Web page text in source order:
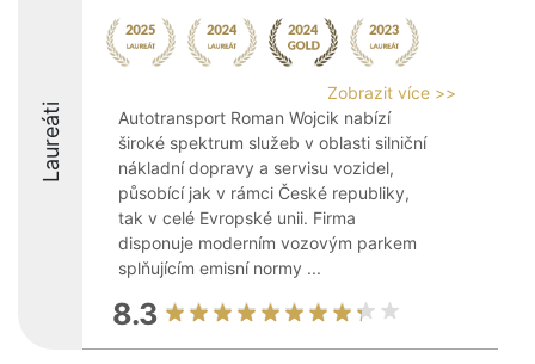
Laureáti
Zobrazit více >>
Autotransport Roman Wojcik nabízí
široké spektrum služeb v oblasti silniční
nákladní dopravy a servisu vozidel,
působící jak v rámci České republiky,
tak v celé Evropské unii. Firma
disponuje moderním vozovým parkem
splňujícím emisní normy ...
8.3